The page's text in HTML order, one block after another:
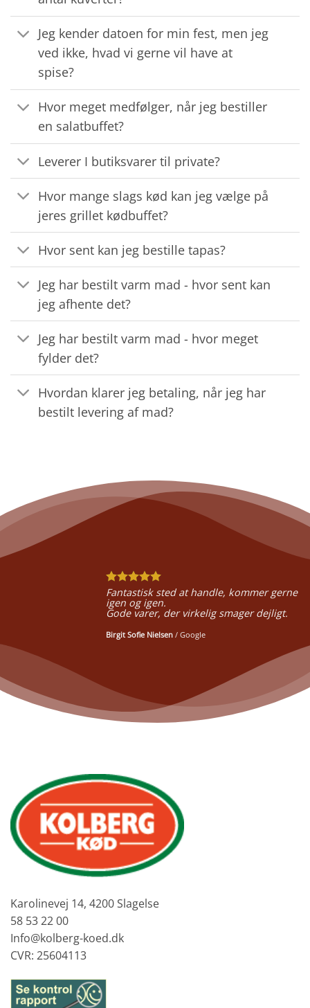
Jeg kender datoen for min fest, men jeg
ved ikke, hvad vi gerne vil have at
spise?
Hvor meget medfølger, når jeg bestiller
en salatbuffet?
Leverer I butiksvarer til private?
Hvor mange slags kød kan jeg vælge på
jeres grillet kødbuffet?
Hvor sent kan jeg bestille tapas?
Jeg har bestilt varm mad - hvor sent kan
jeg afhente det?
Jeg har bestilt varm mad - hvor meget
fylder det?
Hvordan klarer jeg betaling, når jeg har
bestilt levering af mad?
Fantastisk sted at handle, kommer gerne
igen og igen.
Gode varer, der virkelig smager dejligt.
Birgit Sofie Nielsen / Google
Karolinevej 14, 4200 Slagelse
58 53 22 00
Info@kolberg-koed.dk
CVR: 25604113